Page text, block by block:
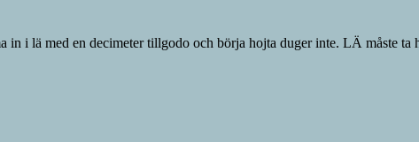
i lä med en decimeter tillgodo och börja hojta duger inte. LÄ måste ta